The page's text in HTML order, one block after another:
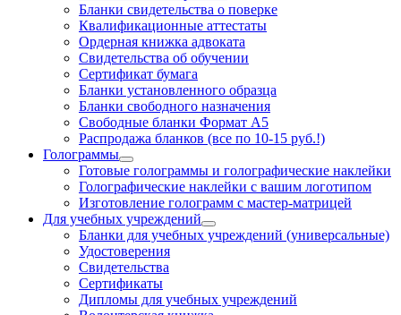
Бланки свидетельства о поверке
Квалификационные аттестаты
Ордерная книжка адвоката
Свидетельства об обучении
Сертификат бумага
Бланки установленного образца
Бланки свободного назначения
Свободные бланки Формат А5
Распродажа бланков (все по 10-15 руб.!)
Голограммы
Готовые голограммы и голографические наклейки
Голографические наклейки с вашим логотипом
Изготовление голограмм с мастер-матрицей
Для учебных учреждений
Бланки для учебных учреждений (универсальные)
Удостоверения
Свидетельства
Сертификаты
Дипломы для учебных учреждений